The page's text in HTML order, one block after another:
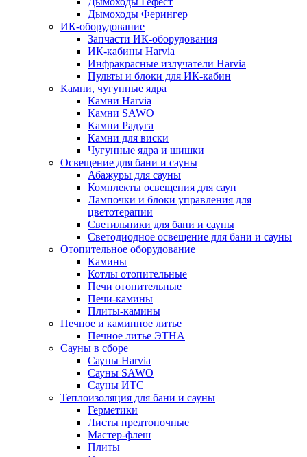
Дымоходы Ферингер
ИК-оборудование
Запчасти ИК-оборудования
ИК-кабины Harvia
Инфракрасные излучатели Harvia
Пульты и блоки для ИК-кабин
Камни, чугунные ядра
Камни Harvia
Камни SAWO
Камни Радуга
Камни для виски
Чугунные ядра и шишки
Освещение для бани и сауны
Абажуры для сауны
Комплекты освещения для саун
Лампочки и блоки управления для
цветотерапии
Светильники для бани и сауны
Светодиодное освещение для бани и сауны
Отопительное оборудование
Камины
Котлы отопительные
Печи отопительные
Печи-камины
Плиты-камины
Печное и каминное литье
Печное литье ЭТНА
Сауны в сборе
Cауны Harvia
Сауны SAWO
Сауны ИТС
Теплоизоляция для бани и сауны
Герметики
Листы предтопочные
Мастер-флеш
Плиты